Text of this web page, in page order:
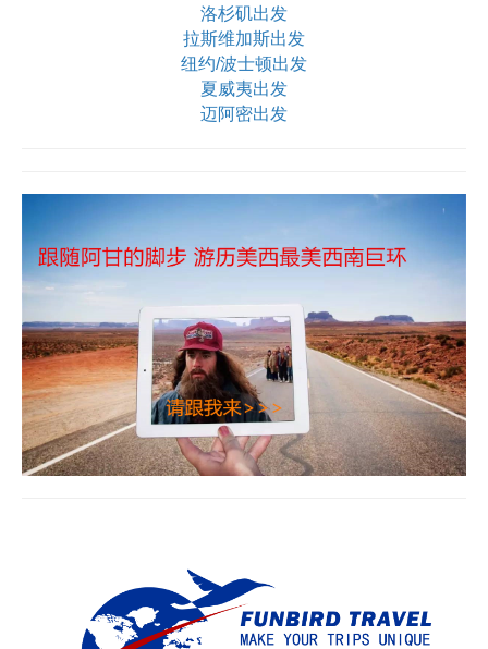
洛杉矶出发
拉斯维加斯出发
纽约/波士顿出发
夏威夷出发
迈阿密出发